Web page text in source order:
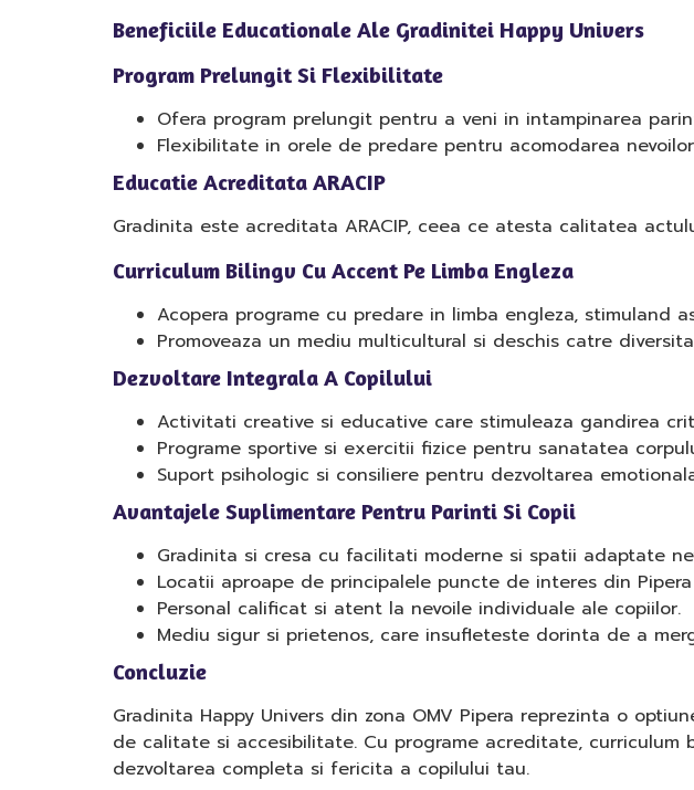
Beneficiile Educationale Ale Gradinitei Happy Univers
Program Prelungit Si Flexibilitate
Ofera program prelungit pentru a veni in intampinarea
Flexibilitate in orele de predare pentru acomodarea
Educatie Acreditata ARACIP
Gradinita este acreditata ARACIP, ceea ce atesta calitatea
Curriculum Bilingv Cu Accent Pe Limba Engleza
Acopera programe cu predare in limba engleza,
Promoveaza un mediu multicultural si deschis catre
Dezvoltare Integrala A Copilului
Activitati creative si educative care stimuleaza gandirea
Programe sportive si exercitii fizice pentru sanatatea
Suport psihologic si consiliere pentru dezvoltarea
Avantajele Suplimentare Pentru Parinti Si Copii
Gradinita si cresa cu facilitati moderne si spatii adaptate
Locatii aproape de principalele puncte de interes din
Personal calificat si atent la nevoile individuale ale copiilor.
Mediu sigur si prietenos, care insufleteste dorinta de a
Concluzie
Gradinita Happy Univers din zona OMV Pipera reprezinta o
de calitate si accesibilitate. Cu programe acreditate,
dezvoltarea completa si fericita a copilului tau.